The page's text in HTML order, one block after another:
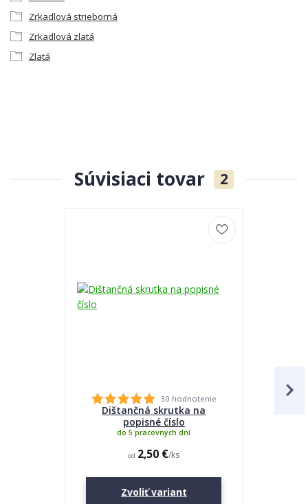
Zrkadlová strieborná
Zrkadlová zlatá
Zlatá
Súvisiaci tovar 2
30 hodnotenie
Dištančná skrutka na
popisné číslo
od 2,50 €/ks
do 5 pracovných dní
Zvoliť variant